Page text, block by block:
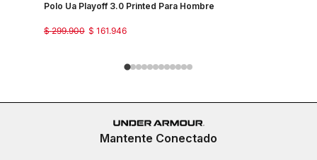
Polo Ua Playoff 3.0 Printed Para Hombre
$ 161.946
$ 299.900
Mantente Conectado